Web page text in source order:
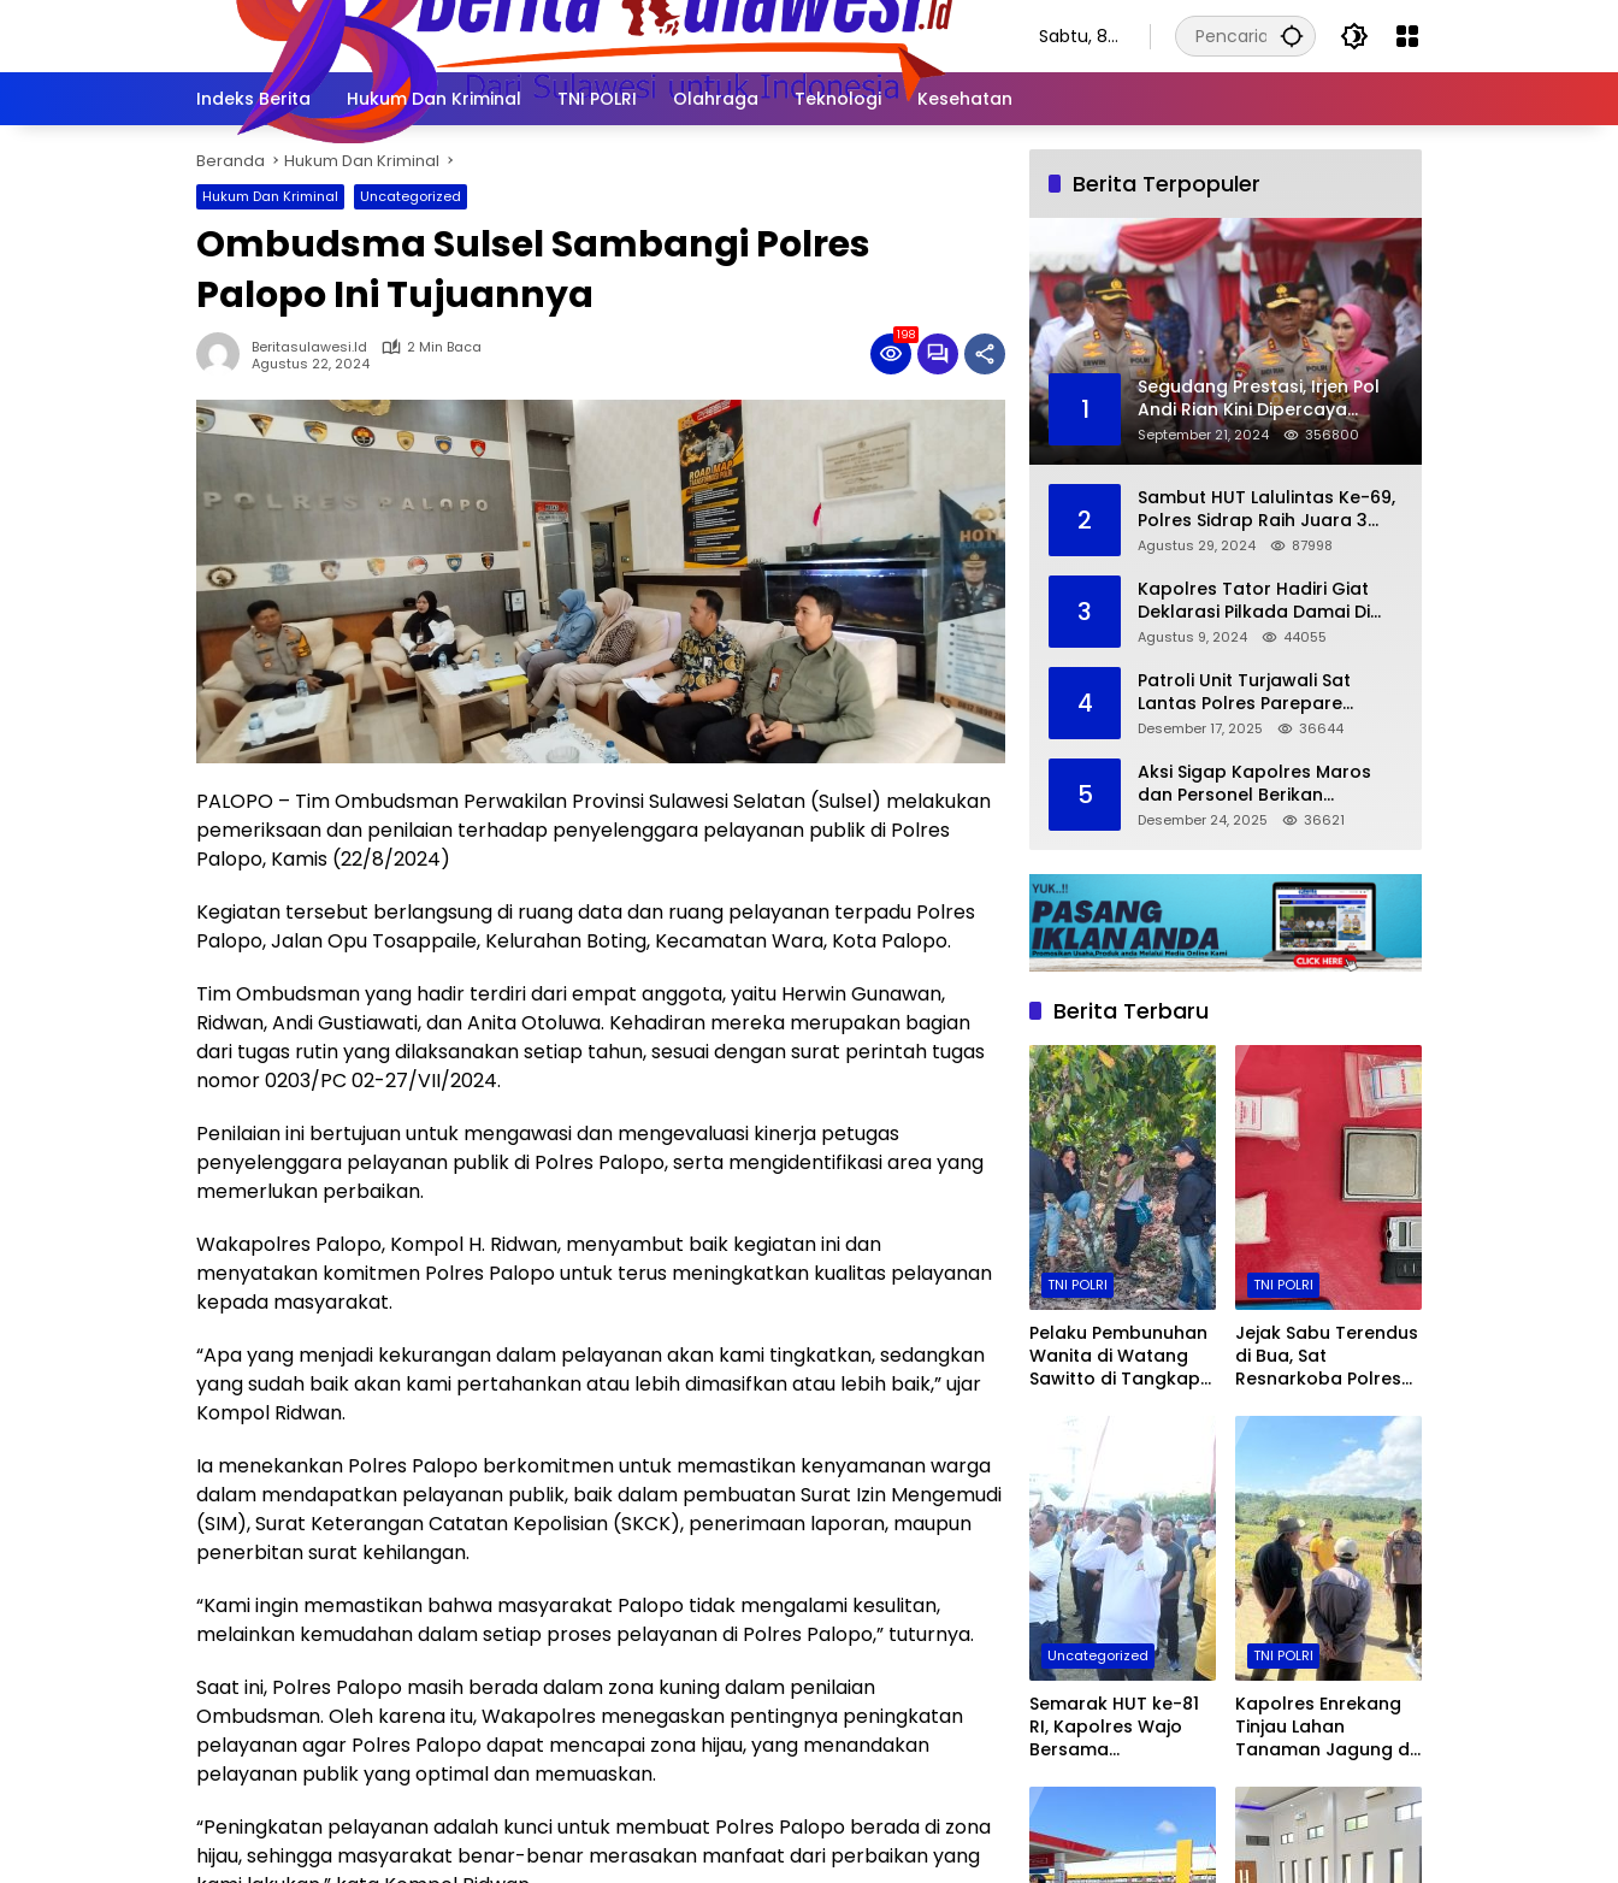
Sabtu, 8
Indeks Berita Hukum Dan Kriminal TNI POLRI Olahraga Teknologi Kesehatan
Beranda Hukum Dan Kriminal
Hukum Dan Kriminal Uncategorized
Ombudsma Sulsel Sambangi Polres
Palopo Ini Tujuannya
Beritasulawesi.id
2 Min Baca
Agustus 22, 2024
198
PALOPO – Tim Ombudsman Perwakilan Provinsi Sulawesi Selatan (Sulsel) melakukan
pemeriksaan dan penilaian terhadap penyelenggara pelayanan publik di Polres
Palopo, Kamis (22/8/2024)
Kegiatan tersebut berlangsung di ruang data dan ruang pelayanan terpadu Polres
Palopo, Jalan Opu Tosappaile, Kelurahan Boting, Kecamatan Wara, Kota Palopo.
Tim Ombudsman yang hadir terdiri dari empat anggota, yaitu Herwin Gunawan,
Ridwan, Andi Gustiawati, dan Anita Otoluwa. Kehadiran mereka merupakan bagian
dari tugas rutin yang dilaksanakan setiap tahun, sesuai dengan surat perintah tugas
nomor 0203/PC 02-27/VII/2024.
Penilaian ini bertujuan untuk mengawasi dan mengevaluasi kinerja petugas
penyelenggara pelayanan publik di Polres Palopo, serta mengidentifikasi area yang
memerlukan perbaikan.
Wakapolres Palopo, Kompol H. Ridwan, menyambut baik kegiatan ini dan
menyatakan komitmen Polres Palopo untuk terus meningkatkan kualitas pelayanan
kepada masyarakat.
“Apa yang menjadi kekurangan dalam pelayanan akan kami tingkatkan, sedangkan
yang sudah baik akan kami pertahankan atau lebih dimasifkan atau lebih baik,” ujar
Kompol Ridwan.
Ia menekankan Polres Palopo berkomitmen untuk memastikan kenyamanan warga
dalam mendapatkan pelayanan publik, baik dalam pembuatan Surat Izin Mengemudi
(SIM), Surat Keterangan Catatan Kepolisian (SKCK), penerimaan laporan, maupun
penerbitan surat kehilangan.
“Kami ingin memastikan bahwa masyarakat Palopo tidak mengalami kesulitan,
melainkan kemudahan dalam setiap proses pelayanan di Polres Palopo,” tuturnya.
Saat ini, Polres Palopo masih berada dalam zona kuning dalam penilaian
Ombudsman. Oleh karena itu, Wakapolres menegaskan pentingnya peningkatan
pelayanan agar Polres Palopo dapat mencapai zona hijau, yang menandakan
pelayanan publik yang optimal dan memuaskan.
“Peningkatan pelayanan adalah kunci untuk membuat Polres Palopo berada di zona
hijau, sehingga masyarakat benar-benar merasakan manfaat dari perbaikan yang
Berita Terpopuler
1
Segudang Prestasi, Irjen Pol
Andi Rian Kini Dipercaya
Jabat Kapolda Ketiga Kalinya
September 21, 2024 356800
2
Sambut HUT Lalulintas Ke-69,
Polres Sidrap Raih Juara 3
dalam Kompetisi Pocil Zona 5
Agustus 29, 2024 87998
3
Kapolres Tator Hadiri Giat
Deklarasi Pilkada Damai Di
Makassar
Agustus 9, 2024 44055
4
Patroli Unit Turjawali Sat
Lantas Polres Parepare
Lakukan Pemantauan Area
Desember 17, 2025 36644
5
Aksi Sigap Kapolres Maros
dan Personel Berikan
Pertolongan Korban
Desember 24, 2025 36621
Berita Terbaru
TNI POLRI
Pelaku Pembunuhan
Wanita di Watang
Sawitto di Tangkap
Pinrang
TNI POLRI
Jejak Sabu Terendus
di Bua, Sat
Resnarkoba Polres
Bersaudara
Uncategorized
Semarak HUT ke-81
RI, Kapolres Wajo
Bersama
Masyarakat
Meriahkan Lomba
Makan Kerupuk
TNI POLRI
Kapolres Enrekang
Tinjau Lahan
Tanaman Jagung di
Desa Karrang